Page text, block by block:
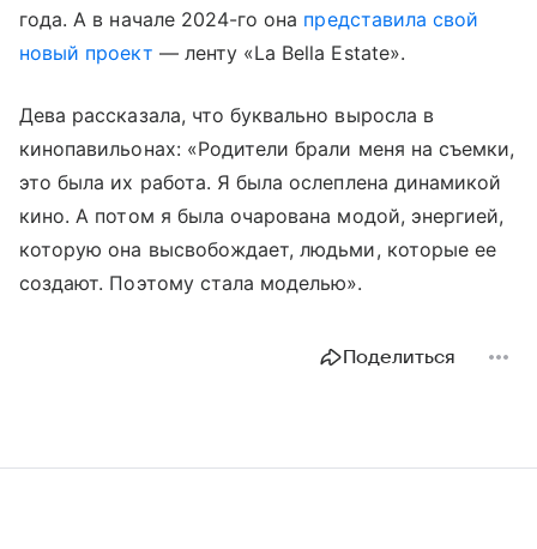
года. А в начале 2024-го она представила свой
новый проект — ленту «La Bella Estate».
Дева рассказала, что буквально выросла в
кинопавильонах: «Родители брали меня на съемки,
это была их работа. Я была ослеплена динамикой
кино. А потом я была очарована модой, энергией,
которую она высвобождает, людьми, которые ее
создают. Поэтому стала моделью».
Поделиться